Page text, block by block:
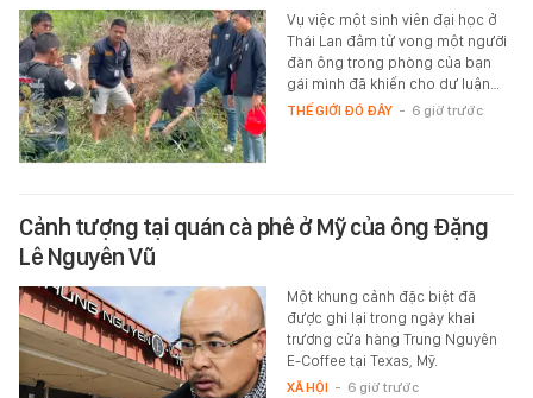
Vụ việc một sinh viên đại học ở
Thái Lan đâm tử vong một người
đàn ông trong phòng của bạn
gái mình đã khiến cho dư luận…
THẾ GIỚI ĐÓ ĐÂY - 6 giờ trước
Cảnh tượng tại quán cà phê ở Mỹ của ông Đặng
Lê Nguyên Vũ
Một khung cảnh đặc biệt đã
được ghi lại trong ngày khai
trương cửa hàng Trung Nguyên
E-Coffee tại Texas, Mỹ.
XÃ HỘI - 6 giờ trước